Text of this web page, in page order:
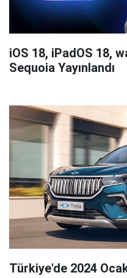
iOS 18, iPadOS 18,
Sequoia Yayınlandı
Türkiye'de 2024